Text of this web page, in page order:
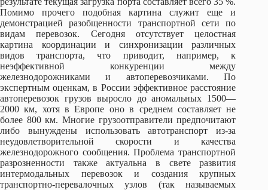
Помимо прочего подобная картина служит еще и
демонстрацией разобщенности транспортной сети по
видам перевозок. Сегодня отсутствует целостная
картина координации и синхронизации различных
видов транспорта, что приводит, например, к
неэффективной конкуренции между
железнодорожниками и автоперевозчиками. По
экспертным оценкам, в России эффективное расстояние
автоперевозок грузов выросло до аномальных 1500—
2000 км, хотя в Европе оно в среднем составляет не
более 800 км. Многие грузоотправители предпочитают
либо вынуждены использовать автотранспорт из-за
неудовлетворительной скорости и качества
железнодорожного сообщения. Проблема транспортной
разрозненности также актуальна в свете развития
интермодальных перевозок и создания крупных
транспортно-перевалочных узлов (так называемых